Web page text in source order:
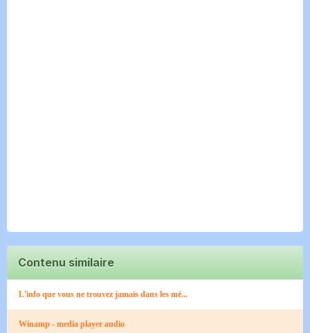
Contenu similaire
L'info que vous ne trouvez jamais dans les mé...
Winamp - media player audio